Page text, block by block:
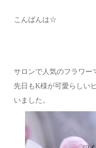
こんばんは☆
サロンで人気のフラワー
先日もK様が可愛らしい
いました。